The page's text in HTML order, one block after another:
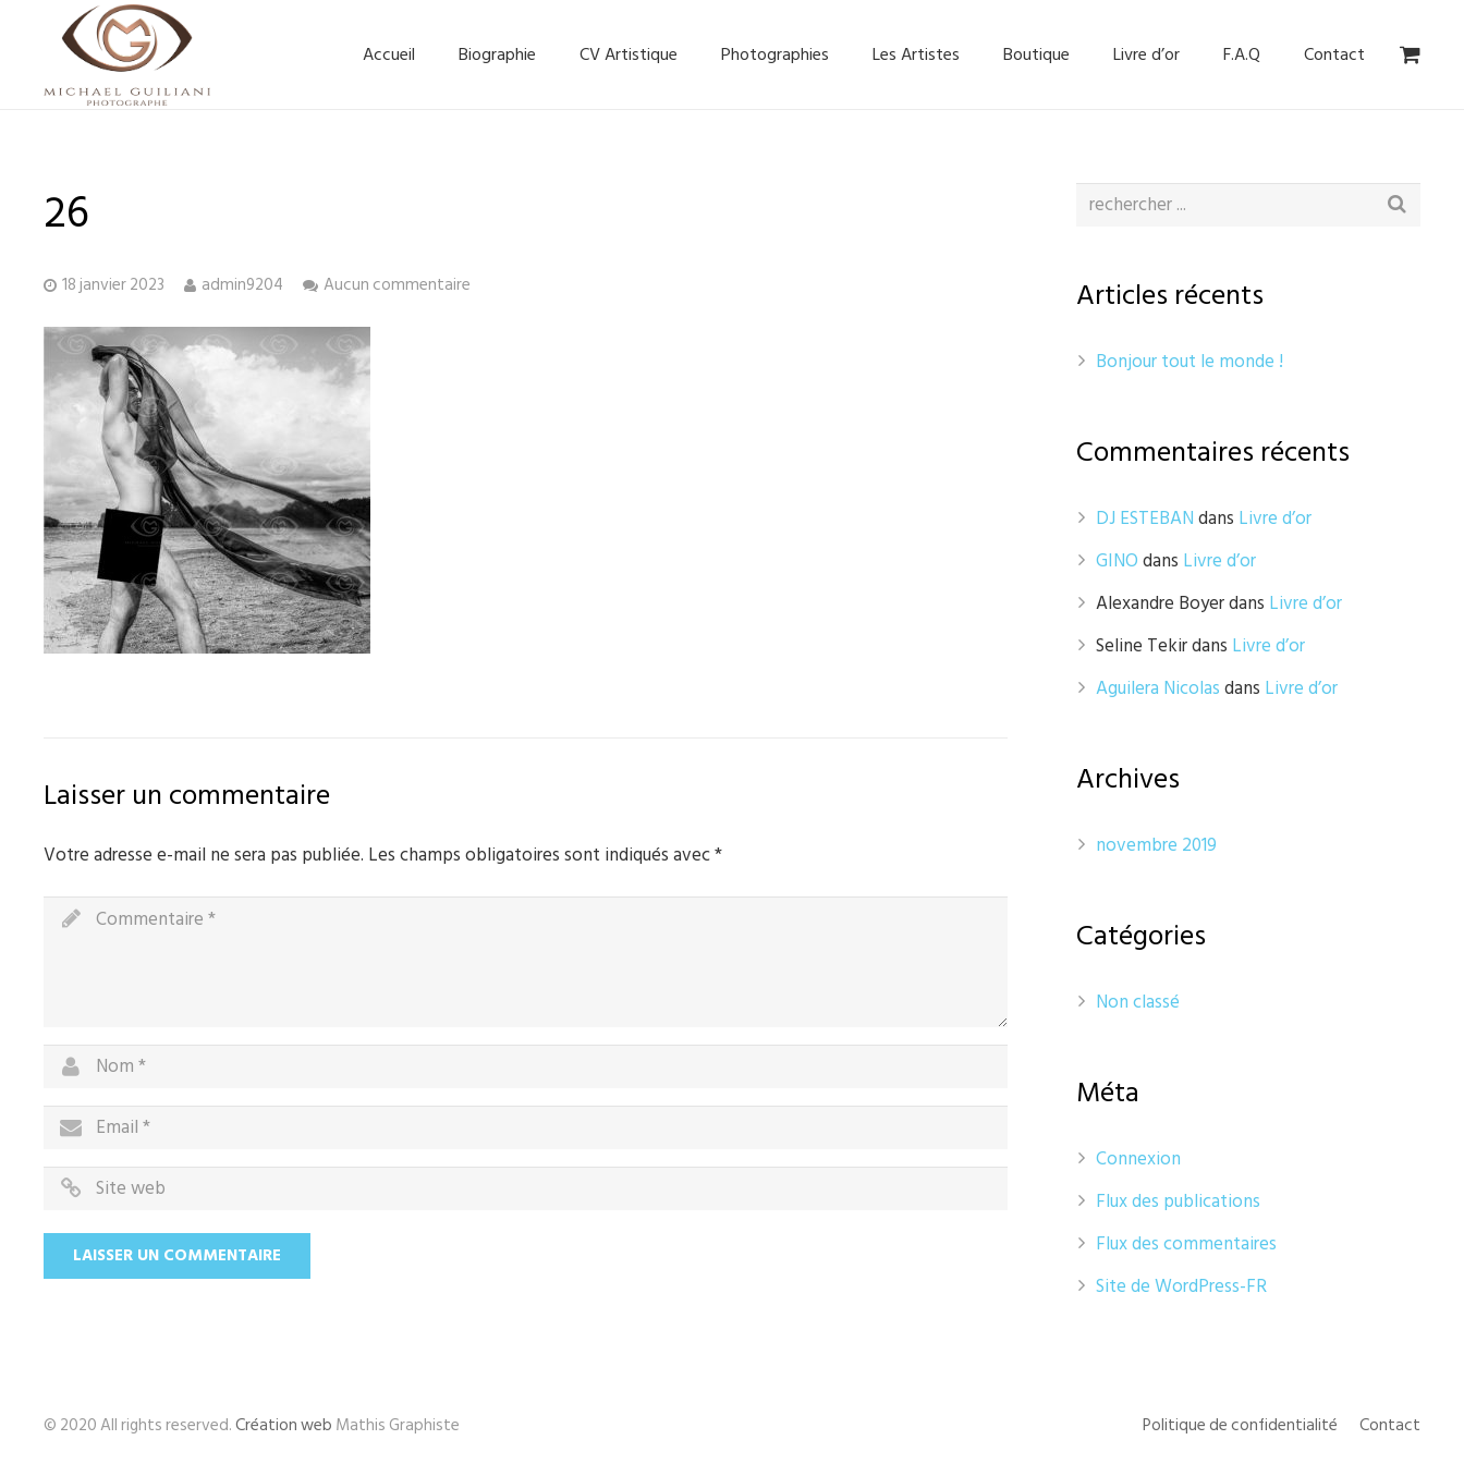
Accueil Biographie CV Artistique Photographies Les Artistes Boutique Livre d’or F.A.Q Contact
26
18 janvier 2023 admin9204 Aucun commentaire
Laisser un commentaire
Votre adresse e-mail ne sera pas publiée. Les champs obligatoires sont indiqués avec*
Articles récents
Bonjour tout le monde !
Commentaires récents
DJ ESTEBANdans Livre d’or
GINOdans Livre d’or
Alexandre Boyerdans Livre d’or
Seline Tekirdans Livre d’or
Aguilera Nicolasdans Livre d’or
Archives
novembre 2019
Catégories
Non classé
Méta
Connexion
Flux des publications
Flux des commentaires
Site de WordPress-FR
Politique de confidentialité Contact
© 2020 All rights reserved.Création web Mathis Graphiste